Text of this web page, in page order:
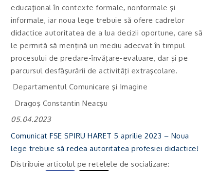
educaţional în contexte formale, nonformale şi
informale, iar noua lege trebuie să ofere cadrelor
didactice autoritatea de a lua decizii oportune, care să
le permită să menţină un mediu adecvat în timpul
procesului de predare-învăţare-evaluare, dar şi pe
parcursul desfăşurării de activităţi extraşcolare.
Departamentul Comunicare şi Imagine
Dragoş Constantin Neacşu
05.04.2023
Comunicat FSE SPIRU HARET 5 aprilie 2023 – Noua
lege trebuie să redea autoritatea profesiei didactice!
Distribuie articolul pe retelele de socializare: